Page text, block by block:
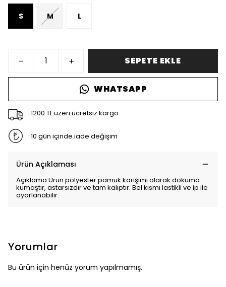
S M L
SEPETE EKLE
WHATSAPP
1200 TL üzeri ücretsiz kargo
10 gün içinde iade değişim
Ürün Açıklaması
Açıklama Ürün polyester pamuk karışımı olarak dokuma
kumaştır, astarsızdır ve tam kalıptır. Bel kısmı lastikli ve ip ile
ayarlanabilir.
Yorumlar
Bu ürün için henüz yorum yapılmamış.